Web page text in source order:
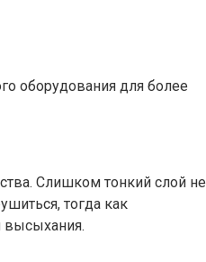
оборудования для более
Слишком тонкий слой не
тогда как
высыхания.